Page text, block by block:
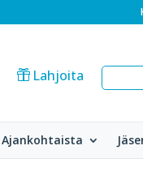
Lahjoita
Ajankohtaista